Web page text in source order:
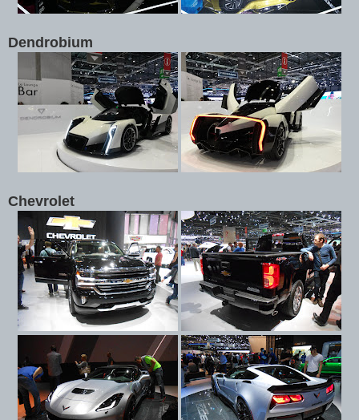
Dendrobium
Chevrolet